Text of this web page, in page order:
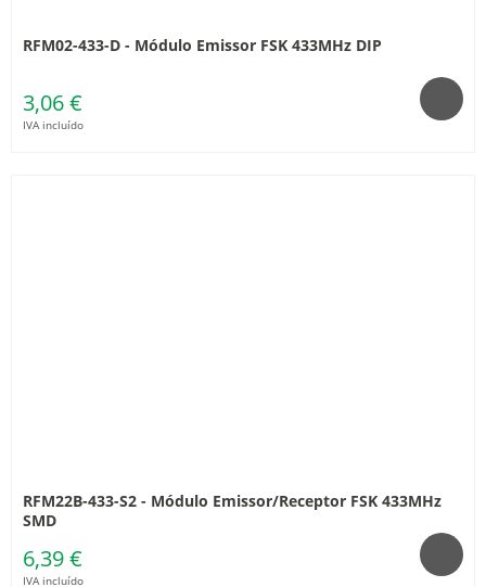
RFM02-433-D - Módulo Emissor FSK 433MHz DIP
3,06 €
IVA incluído
RFM22B-433-S2 - Módulo Emissor/Receptor FSK 433MHz
SMD
6,39 €
IVA incluído